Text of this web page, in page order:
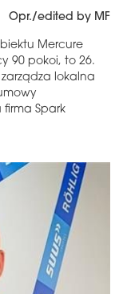
Opr./edited by MF
Mercure
90 pokoi, to 26.
lokalna
firma Spark